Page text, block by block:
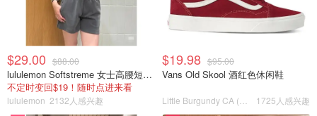
$29.00 $88.00
lululemon Softstreme 女士高腰短裤 10cm
不定时变回$19！随时点进来看
lululemon 2132人感兴趣
$19.98 $95.00
Vans Old Skool 酒红色休闲鞋
1725人感兴趣